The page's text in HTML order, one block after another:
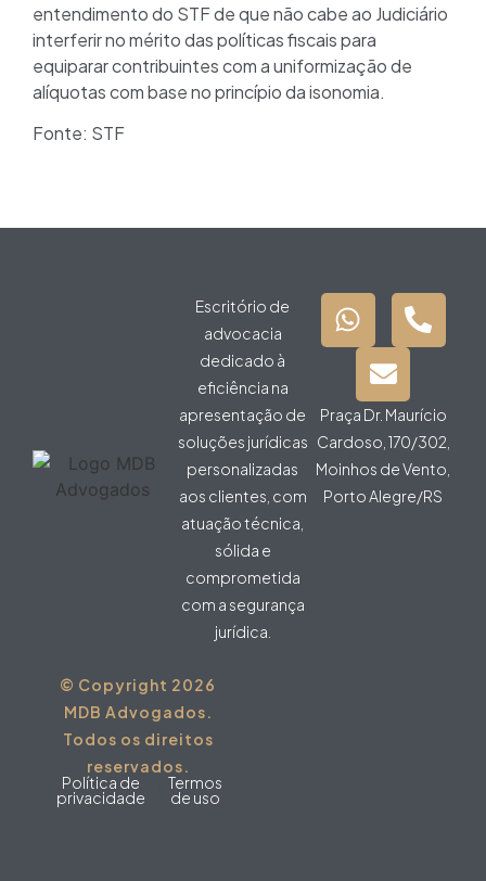
entendimento do STF de que não cabe ao Judiciário
interferir no mérito das políticas fiscais para
equiparar contribuintes com a uniformização de
alíquotas com base no princípio da isonomia.
Fonte: STF
Escritório de
advocacia
dedicado à
eficiência na
apresentação de
soluções jurídicas
personalizadas
aos clientes, com
atuação técnica,
sólida e
comprometida
com a segurança
jurídica.
Praça Dr. Maurício
Cardoso, 170/302,
Moinhos de Vento,
Porto Alegre/RS
© Copyright 2026
MDB Advogados.
Todos os direitos
reservados.
Política de
privacidade
Termos
de uso